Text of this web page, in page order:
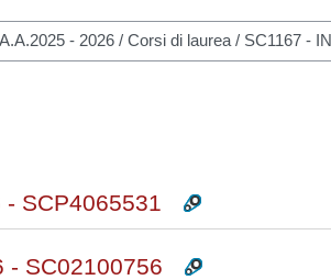
SCP4065531
- SC02100756